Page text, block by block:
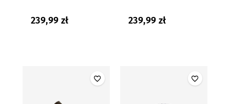
239,99 zł 239,99 zł